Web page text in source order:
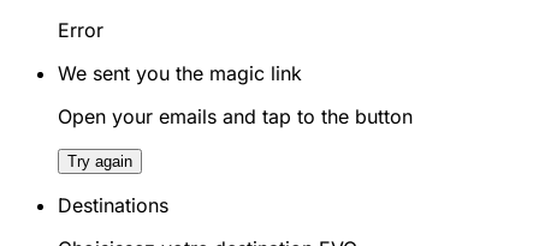
Error
We sent you the magic link
Open your emails and tap to the button
Try again
Destinations